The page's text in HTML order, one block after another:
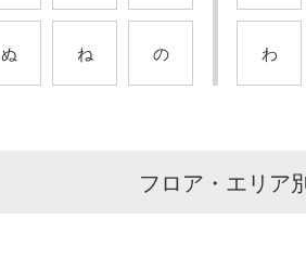
ぬ ね の わ
フロア・エリア